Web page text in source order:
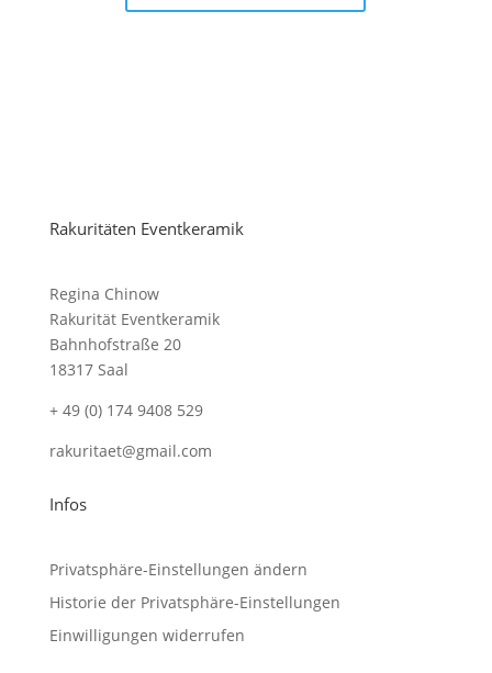
Rakuritäten Eventkeramik
Regina Chinow
Rakurität Eventkeramik
Bahnhofstraße 20
18317 Saal
+ 49 (0) 174 9408 529
rakuritaet@gmail.com
Infos
Privatsphäre-Einstellungen ändern
Historie der Privatsphäre-Einstellungen
Einwilligungen widerrufen